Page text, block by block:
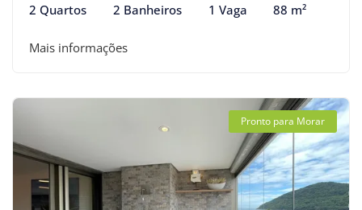
2 Quartos 2 Banheiros 1 Vaga 88 m²
Mais informações
Pronto para Morar